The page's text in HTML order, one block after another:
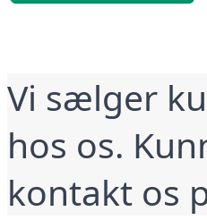
Vi sælger
hos os.
kontakt os